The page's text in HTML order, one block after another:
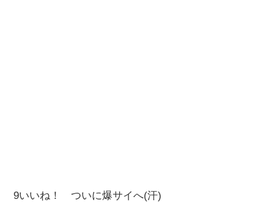
9いいね！ ついに爆サイへ(汗)